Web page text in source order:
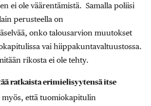
ei ole väärentämistä. Samalla poliisi
perusteella on
onko talousarvion muutokset
vai hiippakuntavaltuustossa.
rikosta ei ole tehty.
ratkaista erimielisyytensä itse
myös, että tuomiokapitulin